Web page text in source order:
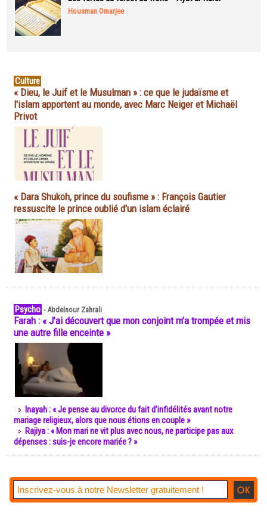
Housman Omarjee
Culture
« Dieu, le Juif et le Musulman » : ce que le judaïsme et
l'islam apportent au monde, avec Marc Neiger et Michaël
Privot
« Dara Shukoh, prince du soufisme » : François Gautier
ressuscite le prince oublié d'un islam éclairé
Psycho -Abdelnour Zahrali
Farah : « J’ai découvert que mon conjoint m’a trompée et mis
une autre fille enceinte »
Inayah : « Je pense au divorce du fait d’infidélités avant notre
mariage religieux, alors que nous étions en couple »
Rajiya : « Mon mari ne vit plus avec nous, ne participe pas aux
dépenses : suis-je encore mariée ? »